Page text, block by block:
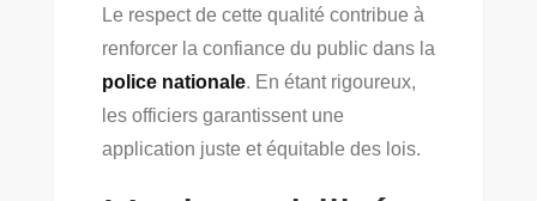
Le respect de cette qualité contribue à
renforcer la confiance du public dans la
police nationale. En étant rigoureux,
les officiers garantissent une
application juste et équitable des lois.